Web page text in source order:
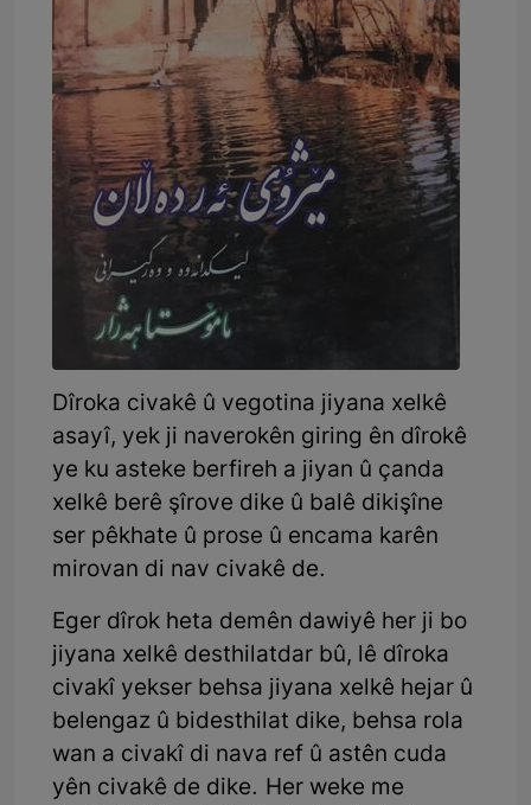
Dîroka civakê û vegotina jiyana xelkê
asayî, yek ji naverokên giring ên dîrokê
ye ku asteke berfireh a jiyan û çanda
xelkê berê şîrove dike û balê dikişîne
ser pêkhate û prose û encama karên
mirovan di nav civakê de.
Eger dîrok heta demên dawiyê her ji bo
jiyana xelkê desthilatdar bû, lê dîroka
civakî yekser behsa jiyana xelkê hejar û
belengaz û bidesthilat dike, behsa rola
wan a civakî di nava ref û astên cuda
yên civakê de dike. Her weke me